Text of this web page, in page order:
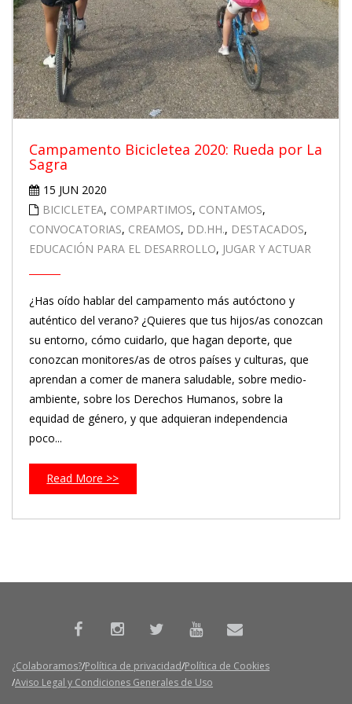
Campamento Bicicletea 2020: Rueda por La
Sagra
15 JUN 2020
BICICLETEA, COMPARTIMOS, CONTAMOS,
CONVOCATORIAS, CREAMOS, DD.HH., DESTACADOS,
EDUCACIÓN PARA EL DESARROLLO, JUGAR Y ACTUAR
¿Has oído hablar del campamento más autóctono y
auténtico del verano? ¿Quieres que tus hijos/as conozcan
su entorno, cómo cuidarlo, que hagan deporte, que
conozcan monitores/as de otros países y culturas, que
aprendan a comer de manera saludable, sobre medio-
ambiente, sobre los Derechos Humanos, sobre la
equidad de género, y que adquieran independencia
poco...
Read More >>
¿Colaboramos? Política de privacidad Política de Cookies
Aviso Legal y Condiciones Generales de Uso